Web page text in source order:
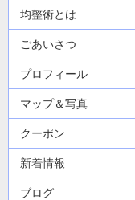
均整術とは
ごあいさつ
プロフィール
マップ＆写真
クーポン
新着情報
ブログ